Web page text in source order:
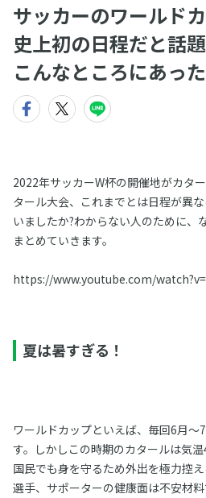
サッカーのワールド
史上初の日程だと話
こんなところにあった
2022年サッカーW杯の開催地がカタ
タール大会、これまでとは日程が異
いましたか?わからない人のために、
まとめていきます。
https://www.youtube.com/
夏は暑すぎる！
ワールドカップといえば、毎回6月～
す。しかしこの時期のカタールは気温
国民でも身を守るため外出を極力控
選手、サポーターの健康面は不安材料